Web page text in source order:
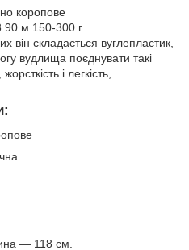
коропове
м 150-300 г.
він складається вуглепластик,
вудлища поєднувати такі
і легкість,
— 118 см.